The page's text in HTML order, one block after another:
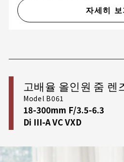
터 속도와 정갈한 화질 성능을
는 저분산 LD 렌즈 2매, GM 렌
은 해상도와 고대비 명암 표현력
체의 질감을 솜털까지 선명하고
사력과, 메인 피사체를 입체적
는 데 필수적인아름답고 부드
아니라 대구경 고정 표준 줌 렌
자세히 보
고배율 올인원 줌 렌
Model B061
18-300mm F/3.5-6.3
Di III-A VC VXD